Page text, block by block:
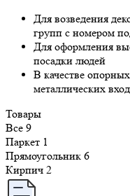
Для возведения
групп с номером
Для оформления
посадки людей
В качестве
металлических
Товары
Все 9
Паркет 1
Прямоугольник 6
Кирпич 2